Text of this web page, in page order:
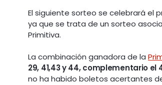
El siguiente sorteo se celebrará el
ya que se trata de un sorteo
Primitiva.
La combinación ganadora de la
29, 41,43 y 44, complementario el
no ha habido boletos acertantes